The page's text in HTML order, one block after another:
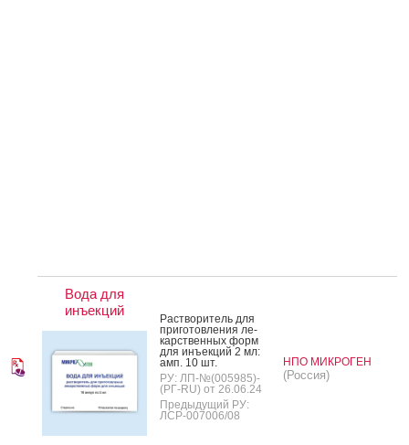
Вода для
инъекций
Рас­тво­ритель для
при­готов­ле­ния ле­
карс­твен­ных форм
для инъ­ек­ций 2 мл:
амп. 10 шт.
РУ: ЛП-№(005985)-
(РГ-RU) от 26.06.24
Предыдущий РУ:
ЛСР-007006/08
НПО МИКРОГЕН
(Россия)